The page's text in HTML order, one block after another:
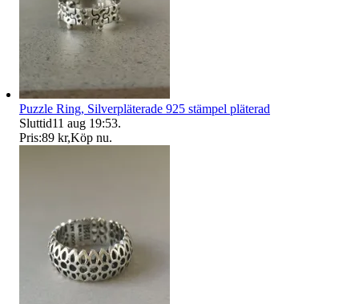
Puzzle Ring, Silverpläterade 925 stämpel pläterad
Sluttid11 aug 19:53.
Pris:89 kr,Köp nu.